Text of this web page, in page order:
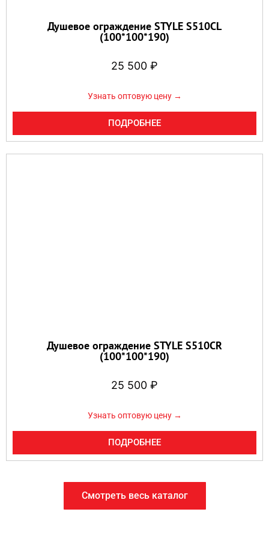
Душевое ограждение STYLE S510CL
(100*100*190)
25 500 ₽
Узнать оптовую цену →
ПОДРОБНЕЕ
Душевое ограждение STYLE S510CR
(100*100*190)
25 500 ₽
Узнать оптовую цену →
ПОДРОБНЕЕ
Смотреть весь каталог